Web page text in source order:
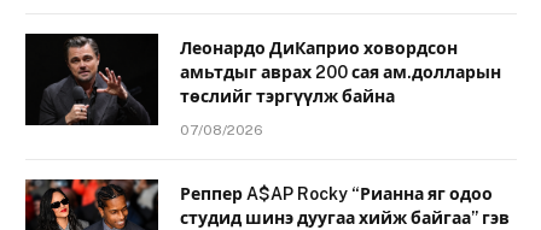
Леонардо ДиКаприо ховордсон
амьтдыг аврах 200 сая ам.долларын
төслийг тэргүүлж байна
07/08/2026
Реппер A$AP Rocky “Рианна яг одоо
студид шинэ дуугаа хийж байгаа” гэв